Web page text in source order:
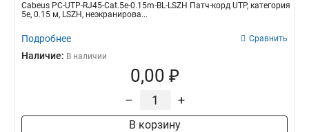
Cabeus PC-UTP-RJ45-Cat.5e-0.15m-BL-LSZH Патч-корд UTP, категория
5e, 0.15 м, LSZH, неэкранирова...
Подробнее Сравнить
Наличие: В наличии
0,00 ₽
– +
В корзину